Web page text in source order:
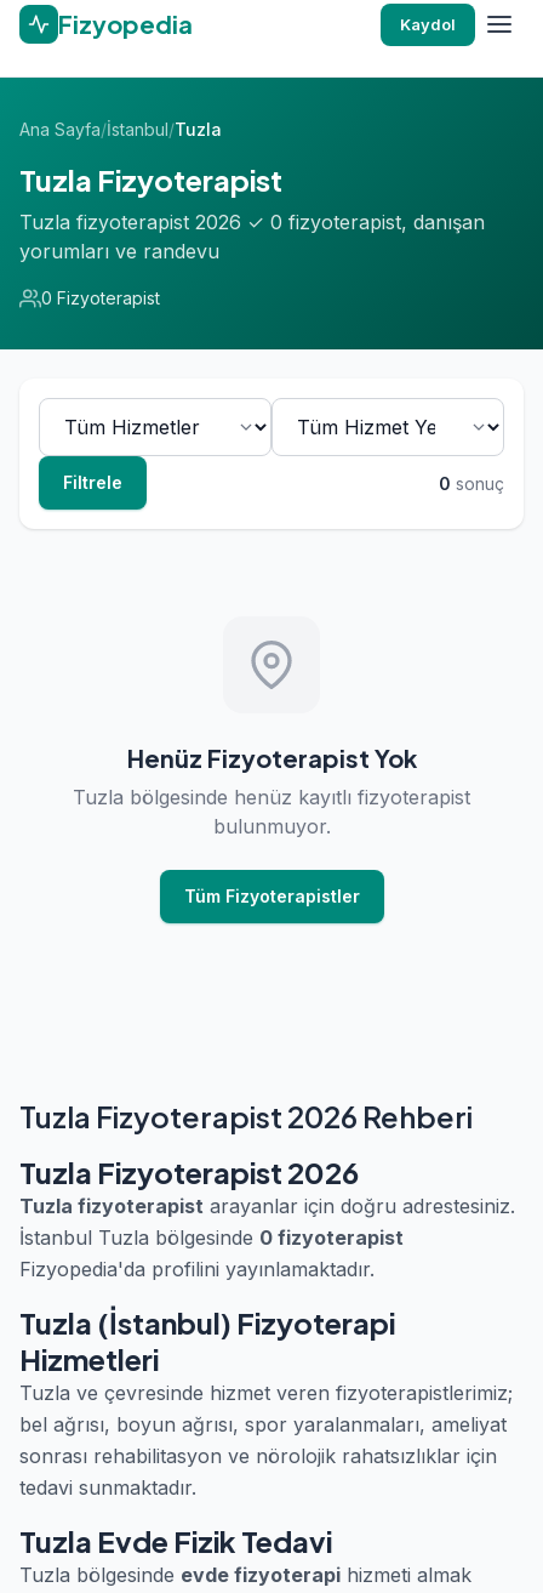
Fizyopedia Kaydol
Ana Sayfa/İstanbul/Tuzla
Tuzla Fizyoterapist
Tuzla fizyoterapist 2026 ✓ 0 fizyoterapist, danışan
yorumları ve randevu
0 Fizyoterapist
Filtrele 0 sonuç
Henüz Fizyoterapist Yok
Tuzla bölgesinde henüz kayıtlı fizyoterapist
bulunmuyor.
Tüm Fizyoterapistler
Tuzla Fizyoterapist 2026 Rehberi
Tuzla Fizyoterapist 2026
Tuzla fizyoterapist arayanlar için doğru adrestesiniz.
İstanbul Tuzla bölgesinde 0 fizyoterapist
Fizyopedia'da profilini yayınlamaktadır.
Tuzla (İstanbul) Fizyoterapi
Hizmetleri
Tuzla ve çevresinde hizmet veren fizyoterapistlerimiz;
bel ağrısı, boyun ağrısı, spor yaralanmaları, ameliyat
sonrası rehabilitasyon ve nörolojik rahatsızlıklar için
tedavi sunmaktadır.
Tuzla Evde Fizik Tedavi
Tuzla bölgesinde evde fizyoterapi hizmeti almak